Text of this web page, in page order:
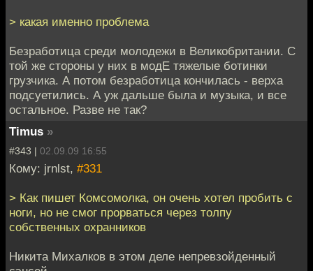
> какая именно проблема
Безработица среди молодежи в Великобритании. С
той же стороны у них в модЕ тяжелые ботинки
грузчика. А потом безработица кончилась - верха
подсуетились. А уж дальше была и музыка, и все
остальное. Разве не так?
Timus »
#343 | 02.09.09 16:55
Кому: jrnlst, #331
> Как пишет Комсомолка, он очень хотел пробить с
ноги, но не смог прорваться через толпу
собственных охранников
Никита Михалков в этом деле непревзойденный